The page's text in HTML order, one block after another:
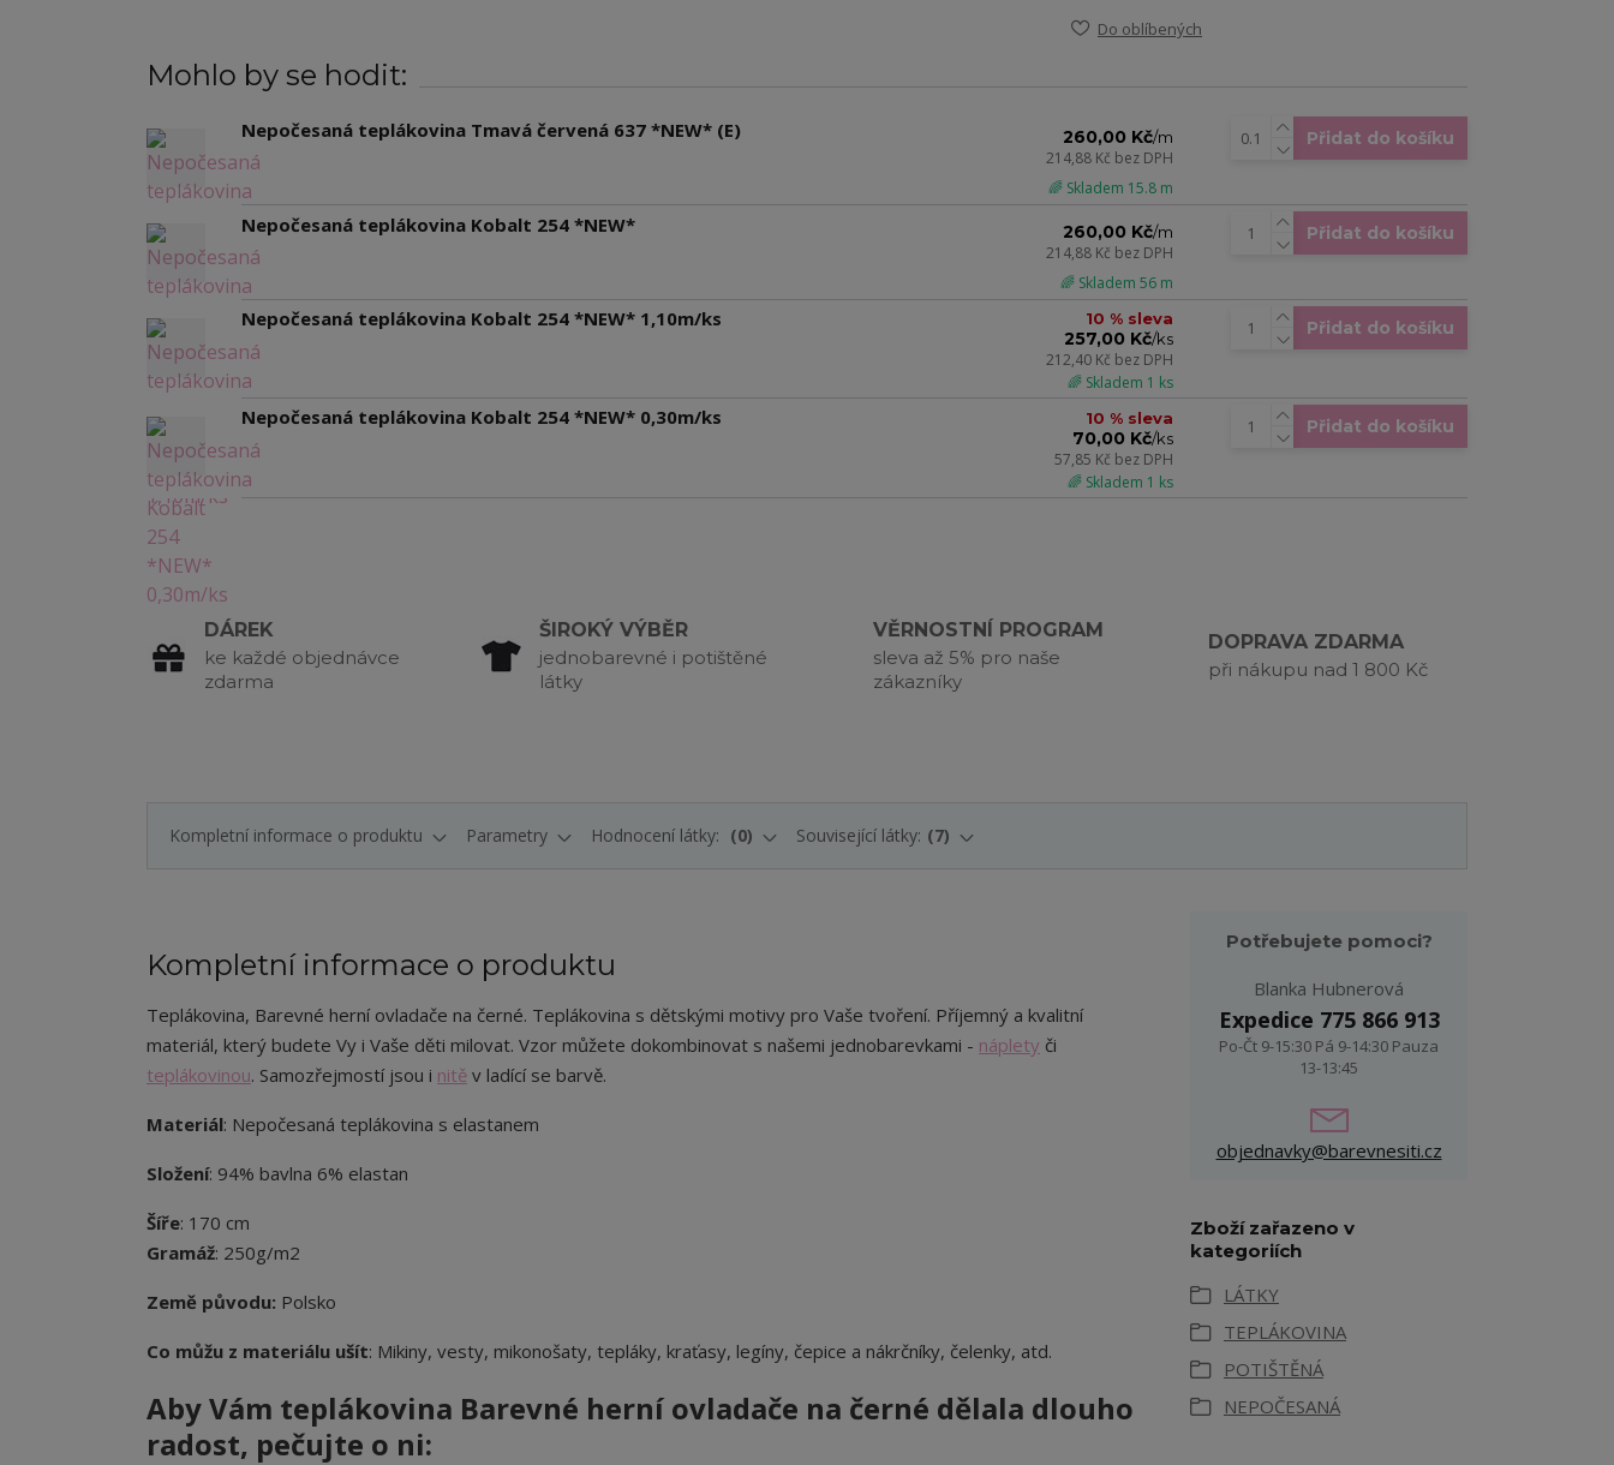
Do oblíbených
Mohlo by se hodit:
Nepočesaná teplákovina Tmavá červená 637 *NEW* (E) 260,00 Kč/m
214,88 Kč bez DPH
🌈 Skladem 15.8 m
Přidat do košíku
Nepočesaná teplákovina Kobalt 254 *NEW* 260,00 Kč/m
214,88 Kč bez DPH
🌈 Skladem 56 m
Přidat do košíku
Nepočesaná teplákovina Kobalt 254 *NEW* 1,10m/ks 10 % sleva
257,00 Kč/ks
212,40 Kč bez DPH
🌈 Skladem 1 ks
Přidat do košíku
Nepočesaná teplákovina Kobalt 254 *NEW* 0,30m/ks 10 % sleva
70,00 Kč/ks
57,85 Kč bez DPH
🌈 Skladem 1 ks
Přidat do košíku
DÁREK
ke každé objednávce
zdarma
ŠIROKÝ VÝBĚR
jednobarevné i potištěné
látky
VĚRNOSTNÍ PROGRAM
sleva až 5% pro naše
zákazníky
DOPRAVA ZDARMA
při nákupu nad 1 800 Kč
Kompletní informace o produktu Parametry Hodnocení látky: 0 Související látky: 7
Kompletní informace o produktu
Teplákovina, Barevné herní ovladače na černé. Teplákovina s dětskými motivy pro Vaše tvoření. Příjemný a kvalitní
materiál, který budete Vy i Vaše děti milovat. Vzor můžete dokombinovat s našemi jednobarevkami - náplety či
teplákovinou. Samozřejmostí jsou i nitě v ladící se barvě.
Materiál: Nepočesaná teplákovina s elastanem
Složení: 94% bavlna 6% elastan
Šíře: 170 cm
Gramáž: 250g/m2
Země původu: Polsko
Co můžu z materiálu ušít: Mikiny, vesty, mikonošaty, tepláky, kraťasy, legíny, čepice a nákrčníky, čelenky, atd.
Aby Vám teplákovina Barevné herní ovladače na černé dělala dlouho
radost, pečujte o ni:
Potřebujete pomoci?
Blanka Hubnerová
Expedice 775 866 913
Po-Čt 9-15:30 Pá 9-14:30 Pauza
13-13:45
objednavky@barevnesiti.cz
Zboží zařazeno v
kategoriích
LÁTKY
TEPLÁKOVINA
POTIŠTĚNÁ
NEPOČESANÁ